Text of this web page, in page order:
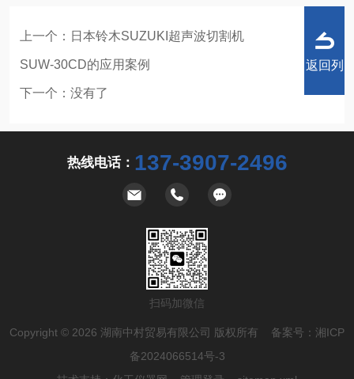
上一个： 日本铃木SUZUKI超声波切割机
SUW-30CD的应用案例
下一个：没有了
返回列
热线电话： 137-3907-2496
扫码加微信
Copyright © 2026 湖南中村贸易有限公司 版权所有 备案号： 湘ICP
备2024066514号-3